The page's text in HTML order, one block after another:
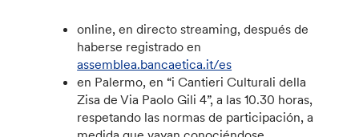
online, en directo streaming, después de
haberse registrado en
assemblea.bancaetica.it/es
en Palermo, en “i Cantieri Culturali della
Zisa de Via Paolo Gili 4”, a las 10.30 horas,
respetando las normas de participación, a